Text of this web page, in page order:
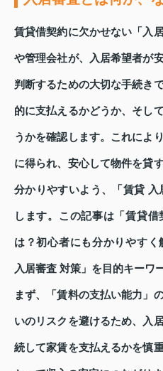
賃貸借契約に欠かせない「入
や管理会社が、入居希望者が
判断するための大切な手続き
的に支払えるかどうか、そし
うかを確認します。これによ
に得られ、安心して物件を貸
分かりやすいよう、「賃貸
します。この記事は「賃貸
は？初心者にも分かりやす
入居審査 対策」を目的キーワ
まず、「賃料の支払い能力」
いのリスクを避けるため、入
続して家賃を支払えるかを慎